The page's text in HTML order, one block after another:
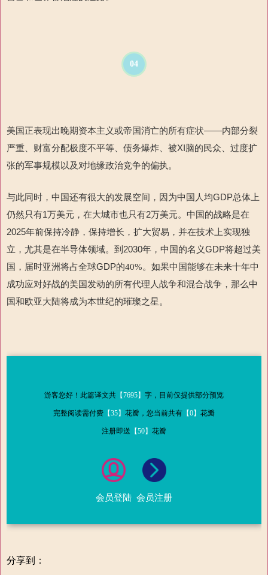
04
美国正表现出晚期资本主义或帝国消亡的所有症状——内部分裂
严重、财富分配极度不平等、债务爆炸、被XI脑的民众、过度扩
张的军事规模以及对地缘政治竞争的偏执。
与此同时，中国还有很大的发展空间，因为中国人均GDP总体上
仍然只有1万美元，在大城市也只有2万美元。中国的战略是在
2025年前保持冷静，保持增长，扩大贸易，并在技术上实现独
立，尤其是在半导体领域。到 2030年，中国的名义GDP将超过美
国，届时亚洲将占全球GDP的40%。如果中国能够在未来十年中
成功应对好战的美国发动的所有代理人战争和混合战争，那么中
国和欧亚大陆将成为本世纪的璀璨之星。
游客您好！此篇译文共 【7695】 字，目前仅提供部分预览
完整阅读需付费 【35】 花瓣，您当前共有 【0】 花瓣
注册即送 【50】 花瓣
会员登陆 会员注册
分享到：